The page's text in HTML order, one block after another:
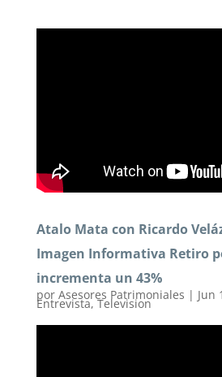
Atalo Mata con Ricardo
Imagen Informativa Retiro
incrementa un 43%
por Asesores Patrimoniales | Jun
Entrevista,Television